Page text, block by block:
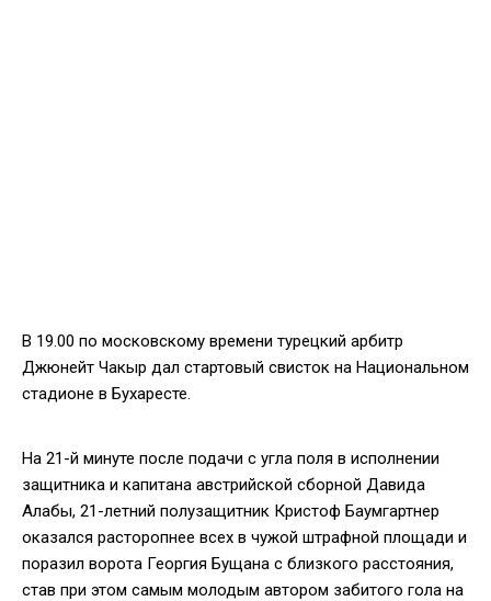
В 19.00 по московскому времени турецкий арбитр
Джюнейт Чакыр дал стартовый свисток на Национальном
стадионе в Бухаресте.
На 21-й минуте после подачи с угла поля в исполнении
защитника и капитана австрийской сборной Давида
Алабы, 21-летний полузащитник Кристоф Баумгартнер
оказался расторопнее всех в чужой штрафной площади и
поразил ворота Георгия Бущана с близкого расстояния,
став при этом самым молодым автором забитого гола на